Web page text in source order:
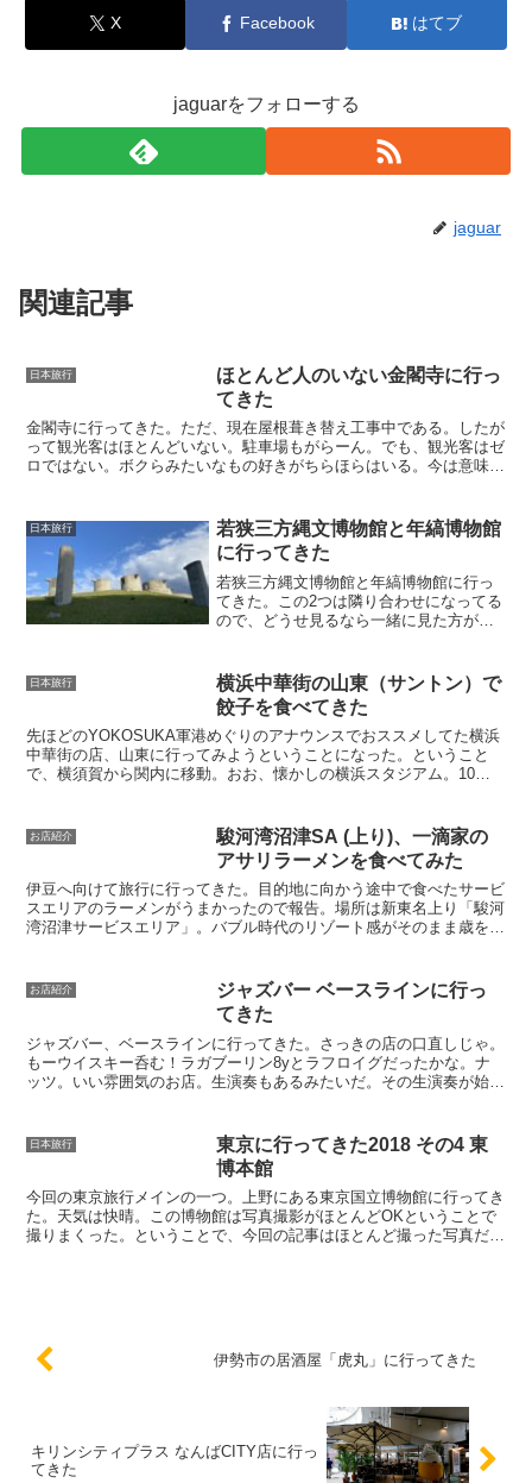
X Facebook はてブ
jaguarをフォローする
jaguar
関連記事
日本旅行
ほとんど人のいない金閣寺に行っ
てきた
金閣寺に行ってきた。ただ、現在屋根葺き替え工事中である。したが
って観光客はほとんどいない。駐車場もがらーん。でも、観光客はゼ
ロではない。ボクらみたいなもの好きがちらほらはいる。今は意味の
日本旅行
若狭三方縄文博物館と年縞博物館
に行ってきた
若狭三方縄文博物館と年縞博物館に行っ
てきた。この2つは隣り合わせになってる
ので、どうせ見るなら一緒に見た方がい
要らんかも。。まあ人それぞれかもしれ
んが。しかし、縄文時代...
日本旅行
横浜中華街の山東（サントン）で
餃子を食べてきた
先ほどのYOKOSUKA軍港めぐりのアナウンスでおススメしてた横浜
中華街の店、山東に行ってみようということになった。ということ
で、横須賀から関内に移動。おお、懐かしの横浜スタジアム。10年
お店紹介
駿河湾沼津SA (上り)、一滴家の
アサリラーメンを食べてみた
伊豆へ向けて旅行に行ってきた。目的地に向かう途中で食べたサービ
スエリアのラーメンがうまかったので報告。場所は新東名上り「駿河
湾沼津サービスエリア」。バブル時代のリゾート感がそのまま歳をと
お店紹介
ジャズバー ベースラインに行っ
てきた
ジャズバー、ベースラインに行ってきた。さっきの店の口直しじゃ。
もーウイスキー呑む！ラガブーリン8yとラフロイグだったかな。ナ
ッツ。いい雰囲気のお店。生演奏もあるみたいだ。その生演奏が始ま
日本旅行
東京に行ってきた2018 その4 東
博本館
今回の東京旅行メインの一つ。上野にある東京国立博物館に行ってき
た。天気は快晴。この博物館は写真撮影がほとんどOKということで
撮りまくった。ということで、今回の記事はほとんど撮った写真だけ
伊勢市の居酒屋「虎丸」に行ってきた
キリンシティプラス なんばCITY店に行っ
てきた